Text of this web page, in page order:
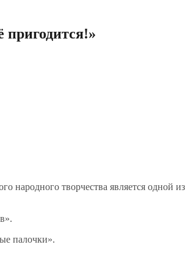
пригодится!»
творчества является одной
палочки».